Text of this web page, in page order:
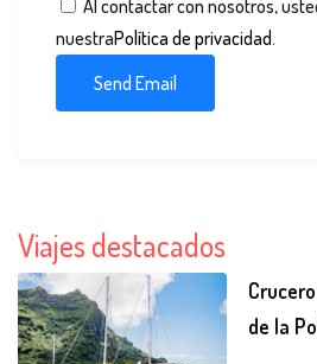
Al contactar con nosotros,
nuestraPolítica de privacidad.
Viajes destacados
de la